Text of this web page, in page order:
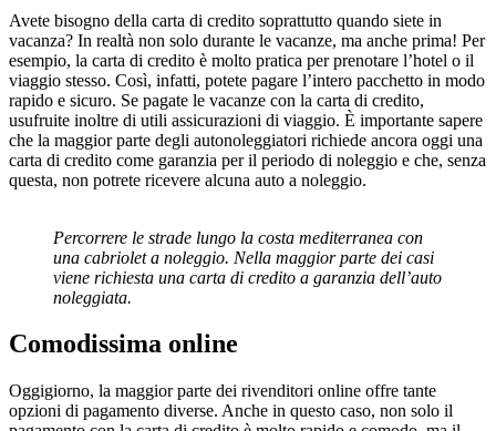
Avete bisogno della carta di credito soprattutto quando siete in
vacanza? In realtà non solo durante le vacanze, ma anche prima! Per
esempio, la carta di credito è molto pratica per prenotare l’hotel o il
viaggio stesso. Così, infatti, potete pagare l’intero pacchetto in modo
rapido e sicuro. Se pagate le vacanze con la carta di credito,
usufruite inoltre di utili assicurazioni di viaggio. È importante sapere
che la maggior parte degli autonoleggiatori richiede ancora oggi una
carta di credito come garanzia per il periodo di noleggio e che, senza
questa, non potrete ricevere alcuna auto a noleggio.
Percorrere le strade lungo la costa mediterranea con
una cabriolet a noleggio. Nella maggior parte dei casi
viene richiesta una carta di credito a garanzia dell’auto
noleggiata.
Comodissima online
Oggigiorno, la maggior parte dei rivenditori online offre tante
opzioni di pagamento diverse. Anche in questo caso, non solo il